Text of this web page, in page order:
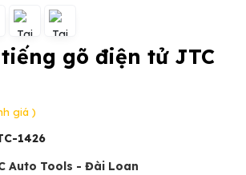
gõ điện tử JTC
giá )
1426
Auto Tools - Đài Loan